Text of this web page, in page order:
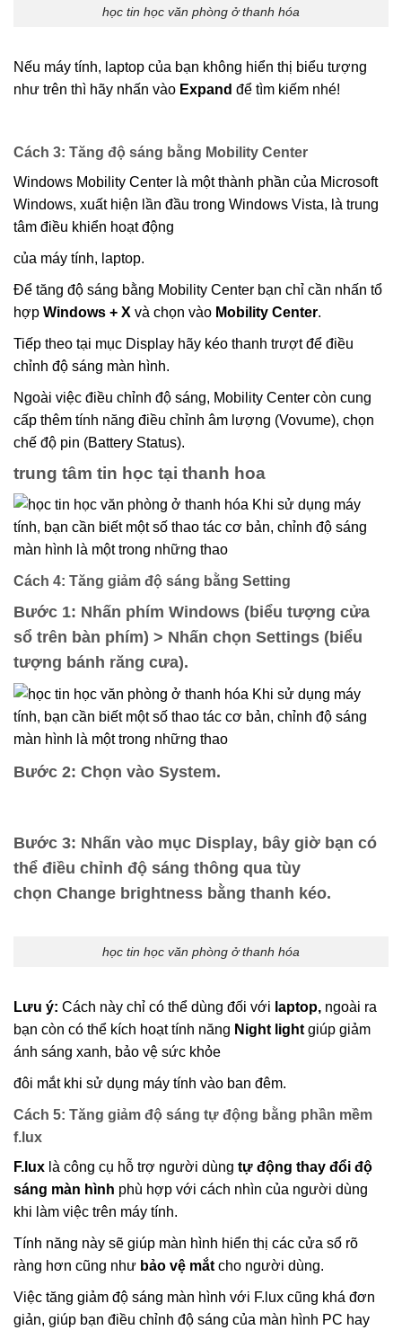
học tin học văn phòng ở thanh hóa
Nếu máy tính, laptop của bạn không hiển thị biểu tượng
như trên thì hãy nhấn vào Expand để tìm kiếm nhé!
Cách 3: Tăng độ sáng bằng Mobility Center
Windows Mobility Center là một thành phần của Microsoft
Windows, xuất hiện lần đầu trong Windows Vista, là trung
tâm điều khiển hoạt động
của máy tính, laptop.
Để tăng độ sáng bằng Mobility Center bạn chỉ cần nhấn tổ
hợp Windows + X và chọn vào Mobility Center.
Tiếp theo tại mục Display hãy kéo thanh trượt để điều
chỉnh độ sáng màn hình.
Ngoài việc điều chỉnh độ sáng, Mobility Center còn cung
cấp thêm tính năng điều chỉnh âm lượng (Vovume), chọn
chế độ pin (Battery Status).
trung tâm tin học tại thanh hoa
Cách 4: Tăng giảm độ sáng bằng Setting
Bước 1: Nhấn phím Windows (biểu tượng cửa
sổ trên bàn phím) > Nhấn chọn Settings (biểu
tượng bánh răng cưa).
Bước 2: Chọn vào System.
Bước 3: Nhấn vào mục Display, bây giờ bạn có
thể điều chỉnh độ sáng thông qua tùy
chọn Change brightness bằng thanh kéo.
học tin học văn phòng ở thanh hóa
Lưu ý: Cách này chỉ có thể dùng đối với laptop, ngoài ra
bạn còn có thể kích hoạt tính năng Night light giúp giảm
ánh sáng xanh, bảo vệ sức khỏe
đôi mắt khi sử dụng máy tính vào ban đêm.
Cách 5: Tăng giảm độ sáng tự động bằng phần mềm
f.lux
F.lux là công cụ hỗ trợ người dùng tự động thay đổi độ
sáng màn hình phù hợp với cách nhìn của người dùng
khi làm việc trên máy tính.
Tính năng này sẽ giúp màn hình hiển thị các cửa sổ rõ
ràng hơn cũng như bảo vệ mắt cho người dùng.
Việc tăng giảm độ sáng màn hình với F.lux cũng khá đơn
giản, giúp bạn điều chỉnh độ sáng của màn hình PC hay